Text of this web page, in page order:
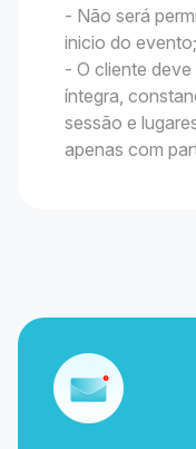
- Não será
inicio do evento;
- O cliente
íntegra,
sessão e
apenas com